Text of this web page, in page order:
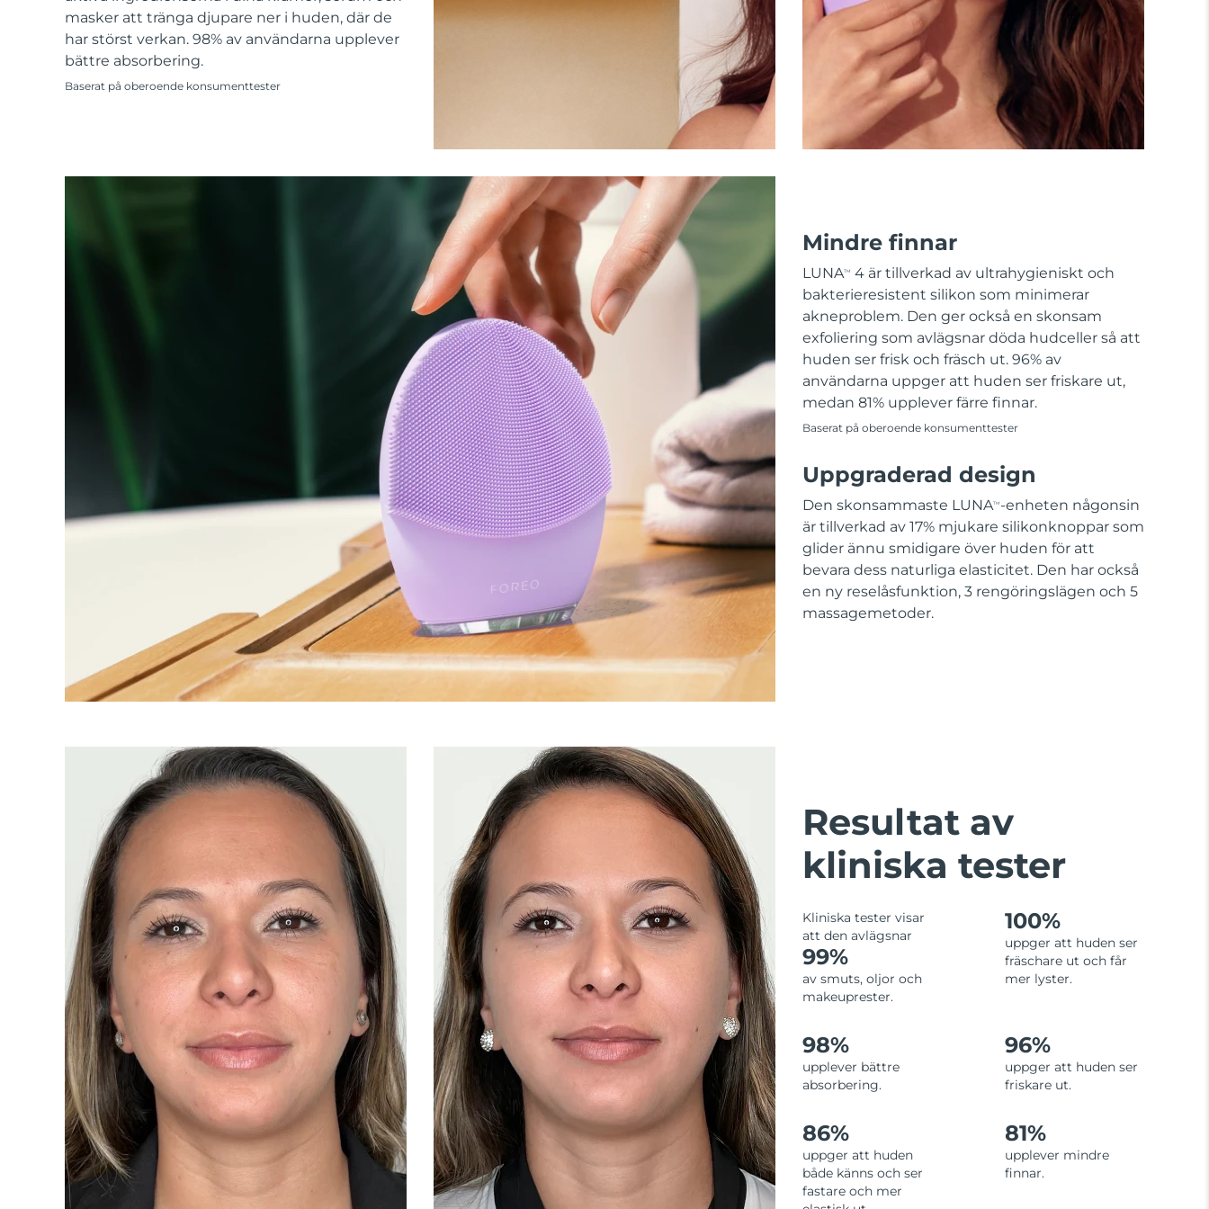
masker att tränga djupare ner i huden, där de
har störst verkan. 98% av användarna upplever
bättre absorbering.
Baserat på oberoende konsumenttester
Mindre finnar
LUNATM
4 är tillverkad av ultrahygieniskt och
bakterieresistent silikon som minimerar
akneproblem. Den ger också en skonsam
exfoliering som avlägsnar döda hudceller så att
huden ser frisk och fräsch ut. 96% av
användarna uppger att huden ser friskare ut,
medan 81% upplever färre finnar.
Baserat på oberoende konsumenttester
Uppgraderad design
Den skonsammaste LUNATM -enheten någonsin
är tillverkad av 17% mjukare silikonknoppar som
glider ännu smidigare över huden för att
bevara dess naturliga elasticitet. Den har också
en ny reselåsfunktion, 3 rengöringslägen och 5
massagemetoder.
Resultat av
kliniska tester
Kliniska tester visar
att den avlägsnar
99%
av smuts, oljor och
makeuprester.
100%
uppger att huden ser
fräschare ut och får
mer lyster.
98%
upplever bättre
absorbering.
96%
uppger att huden ser
friskare ut.
86%
uppger att huden
både känns och ser
fastare och mer
81%
upplever mindre
finnar.
All acne treatment devices
All revitalizing eye massagers
KIWI™-hudvård
Advanced pore care essentials
Serum
For healthy hair
issa™ Teeth Whitening Gel
18% PAP
Kosmetika